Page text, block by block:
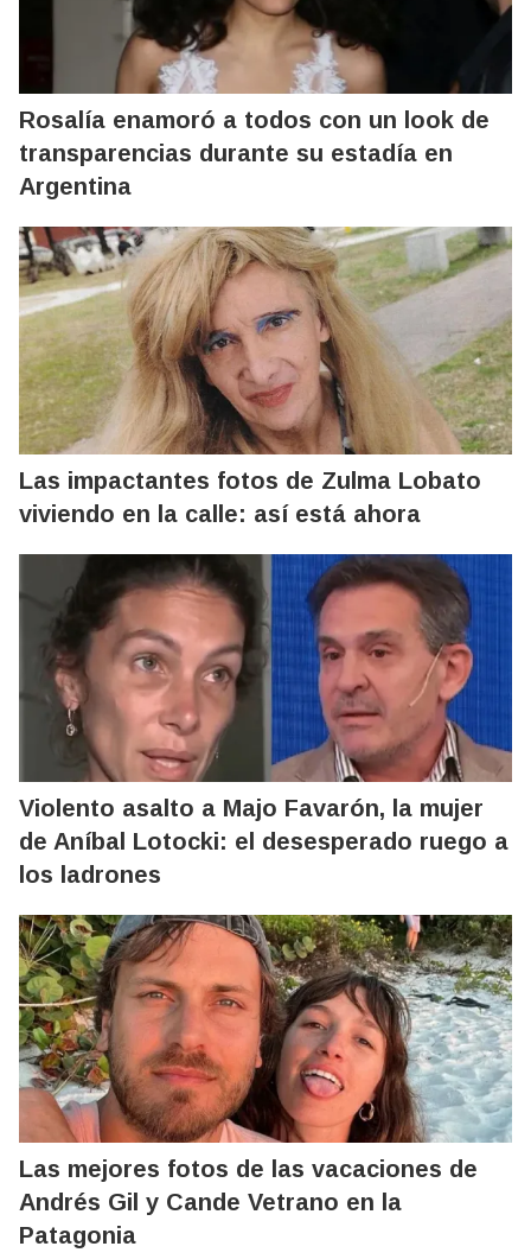
Rosalía enamoró a todos con un look de
transparencias durante su estadía en
Argentina
Las impactantes fotos de Zulma Lobato
viviendo en la calle: así está ahora
Violento asalto a Majo Favarón, la mujer
de Aníbal Lotocki: el desesperado ruego a
los ladrones
Las mejores fotos de las vacaciones de
Andrés Gil y Cande Vetrano en la
Patagonia